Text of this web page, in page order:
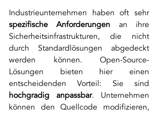
Industrieunternehmen haben oft sehr
spezifische Anforderungen an ihre
Sicherheitsinfrastrukturen, die nicht
durch Standardlösungen abgedeckt
werden können. Open-Source-
Lösungen bieten hier einen
hochgradig anpassbar. Unternehmen
können den Quellcode modifizieren,